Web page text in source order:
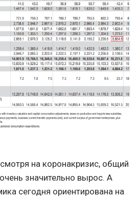
на коронакризис, общий
значительно вырос. А
сегодня ориентирована на